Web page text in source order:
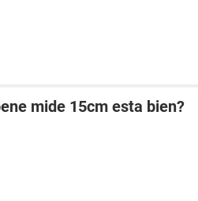
mide 15cm esta bien?